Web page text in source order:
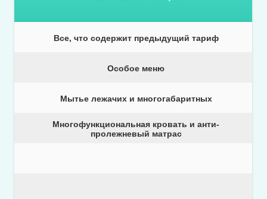
Все, что содержит предыдущий тариф
Особое меню
Мытье лежачих и многогабаритных
Многофункциональная кровать и анти-
пролежневый матрас